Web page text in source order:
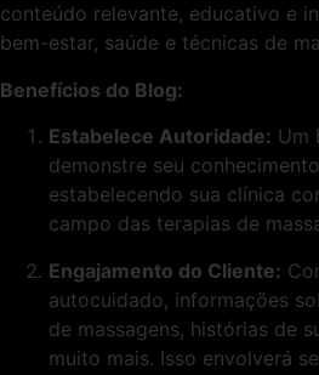
conteúdo relevante, educativo e
bem-estar, saúde e técnicas de
Benefícios do Blog:
Estabelece Autoridade: Um
demonstre seu
estabelecendo sua clínica
campo das terapias de
Engajamento do Cliente:
autocuidado, informações
de massagens, histórias de
muito mais. Isso envolverá